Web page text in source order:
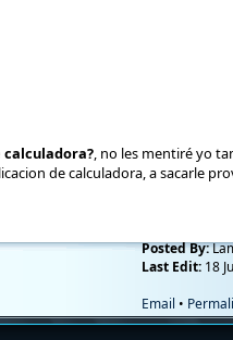
calculadora?, no les mentiré yo
de calculadora, a sacarle
Posted By:
Last Edit: 18
Email •